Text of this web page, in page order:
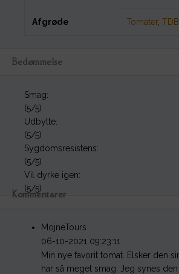
Afgrøde Tomater, TDB
Bedømmelse
Smag:
(5/5)
Udbytte:
(5/5)
Sygdomsresistens:
(5/5)
Vil dyrke igen:
(5/5)
Kommentarer
MojneTours
06-10-2021 09:23:11
Min nye favorit tomat. Elsker den
har så meget smag. Jeg synes